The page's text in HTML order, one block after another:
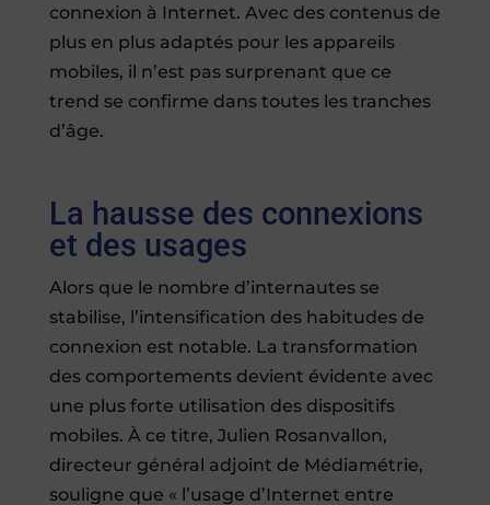
connexion à Internet. Avec des contenus de
plus en plus adaptés pour les appareils
mobiles, il n’est pas surprenant que ce
trend se confirme dans toutes les tranches
d’âge.
La hausse des connexions
et des usages
Alors que le nombre d’internautes se
stabilise, l’intensification des habitudes de
connexion est notable. La transformation
des comportements devient évidente avec
une plus forte utilisation des dispositifs
mobiles. À ce titre, Julien Rosanvallon,
directeur général adjoint de Médiamétrie,
souligne que « l’usage d’Internet entre